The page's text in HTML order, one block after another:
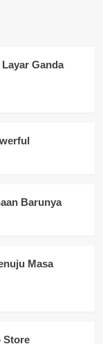
Ganda
Barunya
Masa
Store